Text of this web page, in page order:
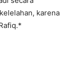
karena